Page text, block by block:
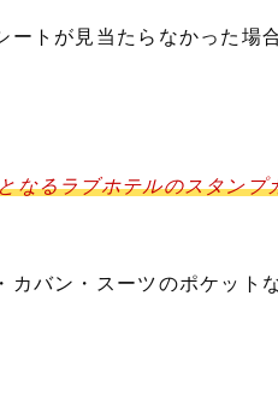
ートが見当たらなかった場
なるラブホテルのスタン
カバン・スーツのポケット